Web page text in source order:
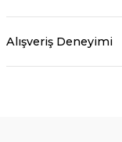
Alışveriş Deneyimi